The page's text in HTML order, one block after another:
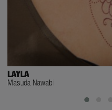
LAYLA
Masuda Nawabi